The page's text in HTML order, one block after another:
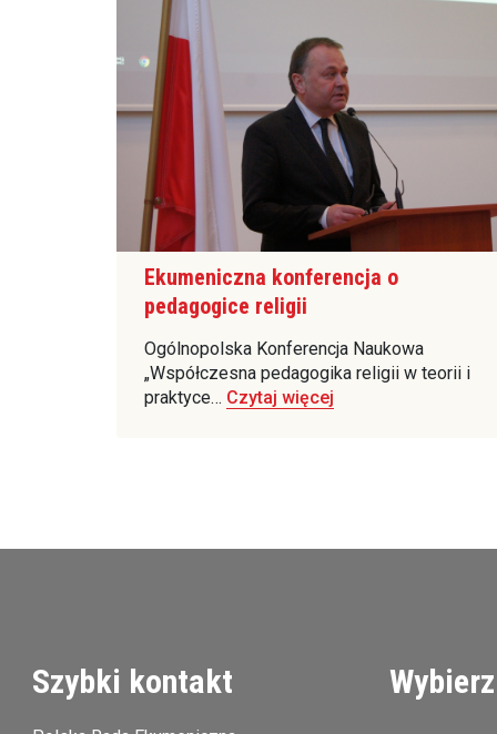
Ekumeniczna konferencja o
pedagogice religii
Ogólnopolska Konferencja Naukowa
„Współczesna pedagogika religii w teorii i
praktyce… Czytaj więcej
Szybki kontakt